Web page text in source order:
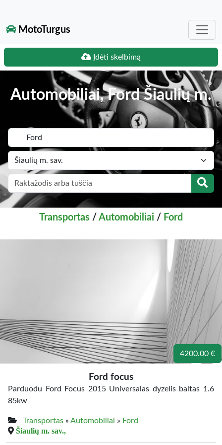
MotoTurgus
Įdėti skelbimą
Automobiliai, Ford Šiaulių m.
Transportas / Automobiliai / Ford
4200.00 €
Ford focus
Parduodu Ford Focus 2015 Universalas dyzelis baltas 1.6
85kw
Transportas » Automobiliai » Ford
Šiaulių m. sav.,